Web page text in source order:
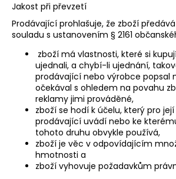
Jakost při převzetí
Prodávající prohlašuje, že zboží
souladu s ustanovením § 2161
zboží má vlastnosti, které si
ujednali, a chybí-li ujednání,
prodávající nebo výrobce popsal
očekával s ohledem na povahu
reklamy jimi prováděné,
zboží se hodí k účelu, který pro
prodávající uvádí nebo ke
tohoto druhu obvykle používá,
zboží je věc v odpovídajícím
hmotnosti a
zboží vyhovuje požadavkům